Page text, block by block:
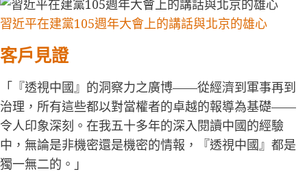
習近平在建黨105週年大會上的講話與北京的雄心
客戶見證
「『透視中國』的洞察力之廣博——從經濟到軍事再到
治理，所有這些都以對當權者的卓越的報導為基礎——
令人印象深刻。在我五十多年的深入閱讀中國的經驗
中，無論是非機密還是機密的情報，『透視中國』都是
獨一無二的。」